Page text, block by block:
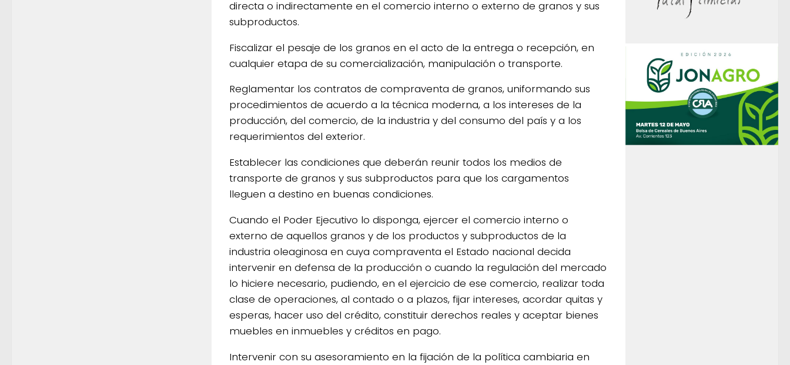
directa o indirectamente en el comercio interno o externo de granos y sus
subproductos.
Fiscalizar el pesaje de los granos en el acto de la entrega o recepción, en
cualquier etapa de su comercialización, manipulación o transporte.
Reglamentar los contratos de compraventa de granos, uniformando sus
procedimientos de acuerdo a la técnica moderna, a los intereses de la
producción, del comercio, de la industria y del consumo del país y a los
requerimientos del exterior.
Establecer las condiciones que deberán reunir todos los medios de
transporte de granos y sus subproductos para que los cargamentos
lleguen a destino en buenas condiciones.
Cuando el Poder Ejecutivo lo disponga, ejercer el comercio interno o
externo de aquellos granos y de los productos y subproductos de la
industria oleaginosa en cuya compraventa el Estado nacional decida
intervenir en defensa de la producción o cuando la regulación del mercado
lo hiciere necesario, pudiendo, en el ejercicio de ese comercio, realizar toda
clase de operaciones, al contado o a plazos, fijar intereses, acordar quitas y
esperas, hacer uso del crédito, constituir derechos reales y aceptar bienes
muebles en inmuebles y créditos en pago.
Intervenir con su asesoramiento en la fijación de la política cambiaria en